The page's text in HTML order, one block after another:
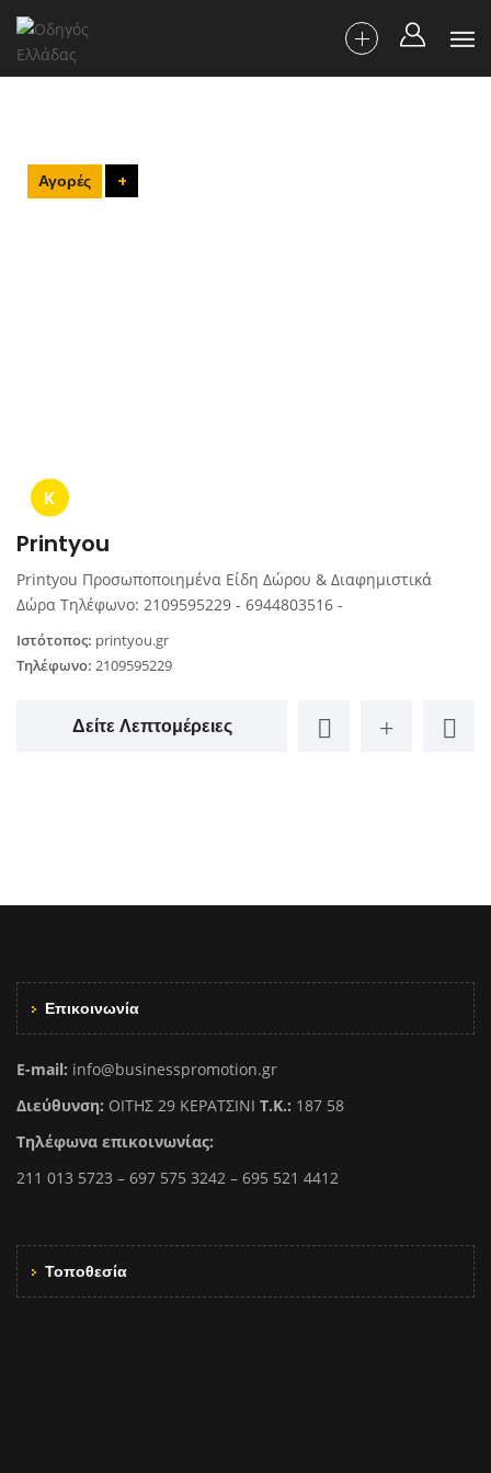
Αγορές +
K
Printyou
Printyou Προσωποποιημένα Είδη Δώρου & Διαφημιστικά
Δώρα Τηλέφωνο: 2109595229 - 6944803516 -
Ιστότοπος: printyou.gr
Τηλέφωνο: 2109595229
Δείτε Λεπτομέρειες
Επικοινωνία
E-mail: info@businesspromotion.gr
Διεύθυνση: ΟΙΤΗΣ 29 ΚΕΡΑΤΣΙΝΙ Τ.Κ.: 187 58
Τηλέφωνα επικοινωνίας:
211 013 5723 – 697 575 3242 – 695 521 4412
Τοποθεσία